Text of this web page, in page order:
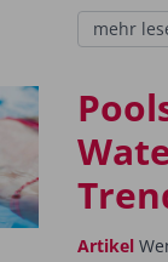
mehr
Artikel